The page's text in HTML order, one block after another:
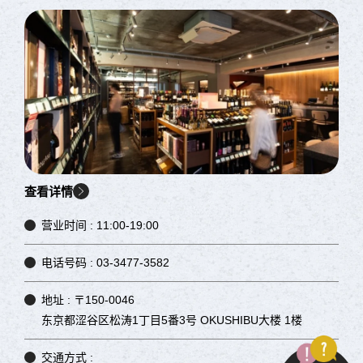
查看详情
营业时间 : 11:00-19:00
电话号码 : 03-3477-3582
地址 : 〒150-0046
东京都涩谷区松涛1丁目5番3号 OKUSHIBU大楼 1楼
交通方式 :